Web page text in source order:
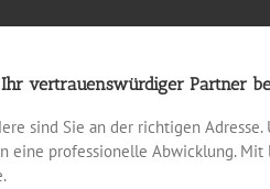
vertrauenswürdiger Partner
sind Sie an der richtigen
professionelle Abwicklung.